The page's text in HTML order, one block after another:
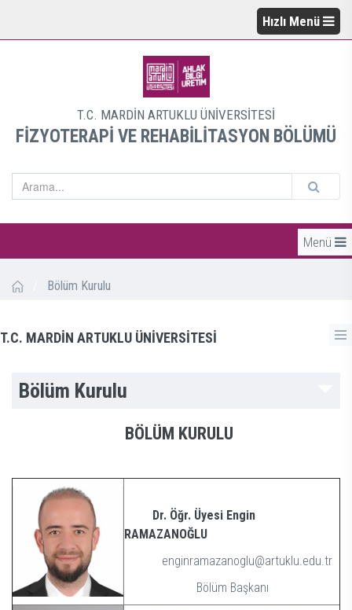
Hızlı Menü
T.C. MARDİN ARTUKLU ÜNİVERSİTESİ
FİZYOTERAPİ VE REHABİLİTASYON BÖLÜMÜ
Menü
Bölüm Kurulu
T.C. MARDİN ARTUKLU ÜNİVERSİTESİ
Bölüm Kurulu
BÖLÜM KURULU
Dr. Öğr. Üyesi Engin
RAMAZANOĞLU
enginramazanoglu@artuklu.edu.tr
Bölüm Başkanı